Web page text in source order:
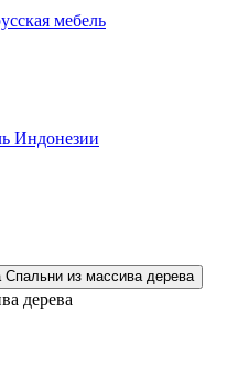
мебель
Индонезии
Спальни из массива дерева